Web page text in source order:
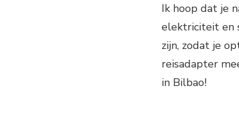
Ik hoop dat je
elektriciteit en
zijn, zodat je
reisadapter
in Bilbao!